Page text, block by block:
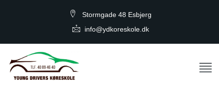
Stormgade 48 Esbjerg
info@ydkoreskole.dk